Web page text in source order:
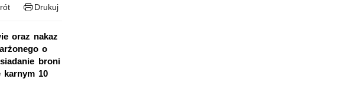
Drukuj
oraz nakaz
o
broni
karnym 10